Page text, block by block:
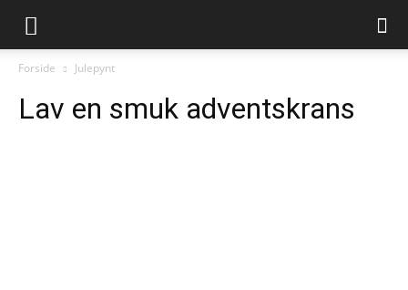
Juleliv.dk
Forside Julepynt
Lav en smuk adventskrans